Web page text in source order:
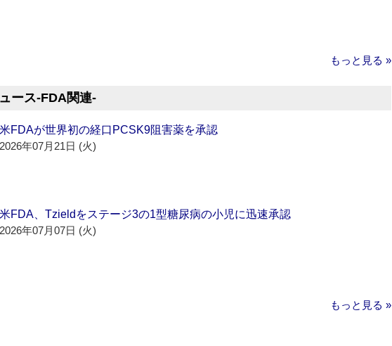
もっと見る »
ース‐FDA関連‐
米FDAが世界初の経口PCSK9阻害薬を承認
2026年07月21日 (火)
米FDA、Tzieldをステージ3の1型糖尿病の小児に迅速承認
2026年07月07日 (火)
もっと見る »